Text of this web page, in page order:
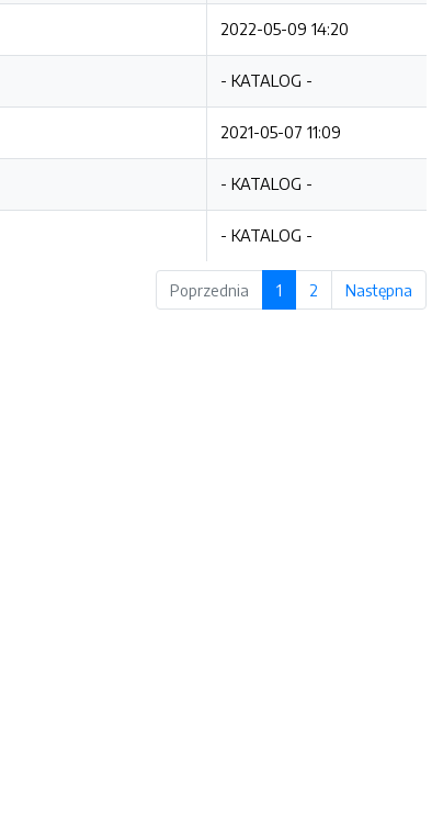
2022-05-09 14:20
- KATALOG -
2021-05-07 11:09
- KATALOG -
- KATALOG -
Poprzednia 1 2 Następna